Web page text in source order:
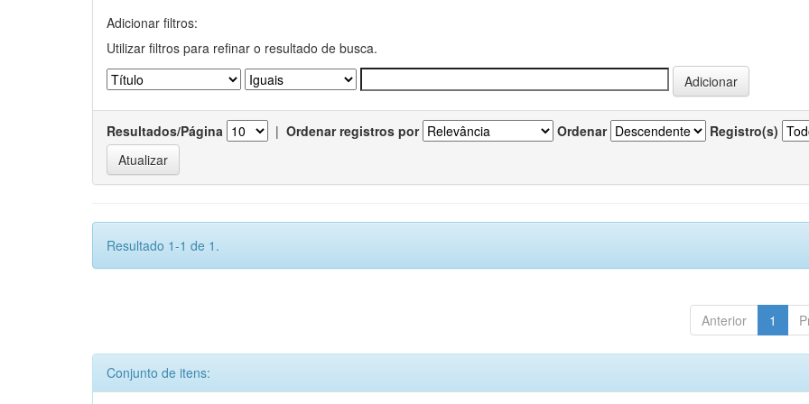
Adicionar filtros:
Utilizar filtros para refinar o resultado de busca.
Resultados/Página | Ordenar registros por Ordenar Registro(s)
Resultado 1-1 de 1.
Anterior 1
Conjunto de itens: